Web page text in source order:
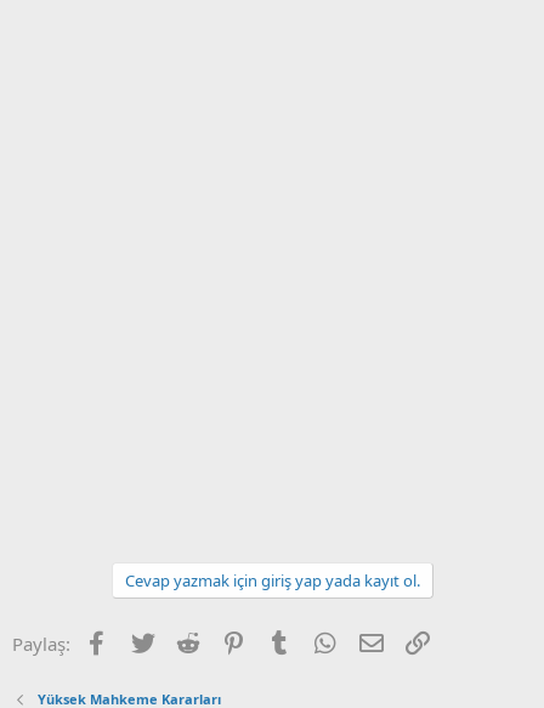
Cevap yazmak için giriş yap yada kayıt ol.
Paylaş: Facebook
Twitter Reddit PinterestTumblr WhatsApp
E-posta
Yüksek Mahkeme Kararları